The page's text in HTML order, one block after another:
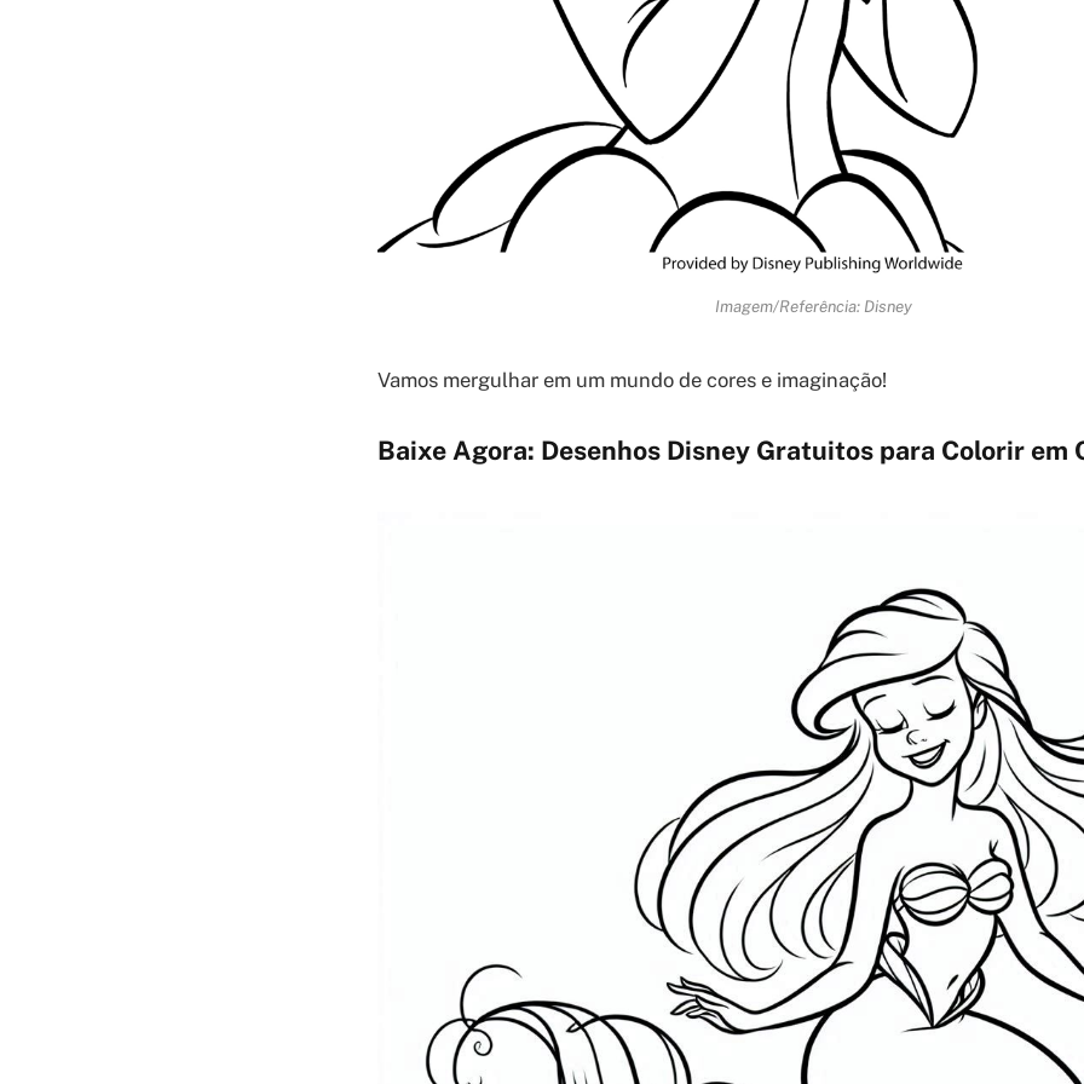
Imagem/Referência: Disney
Vamos mergulhar em um mundo de cores e imaginação!
Baixe Agora: Desenhos Disney Gratuitos para Colorir em